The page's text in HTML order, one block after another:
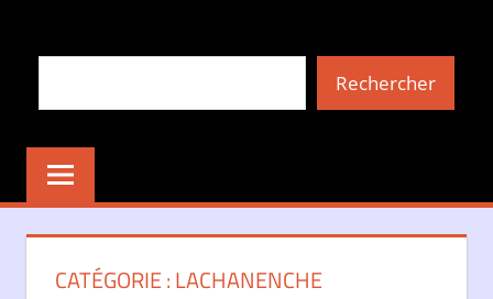
RechercherRechercher
CATÉGORIE :LACHANENCHE